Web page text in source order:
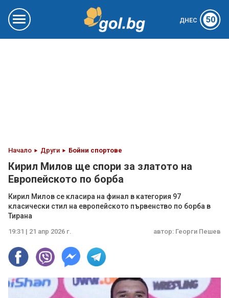
ДНЕС 50
Начало Други Бойни спортове
Кирил Милов ще спори за златото на
Европейското по борба
Кирил Милов се класира на финал в категория 97
класически стил на европейското първенство по борба в
Тирана
19:31 | 21 апр 2026 г. автор: Георги Пешев